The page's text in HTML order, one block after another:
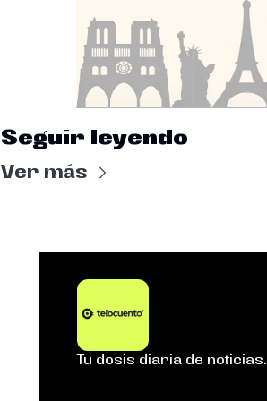
Seguir leyendo
Ver más
Tu dosis diaria de noticias.